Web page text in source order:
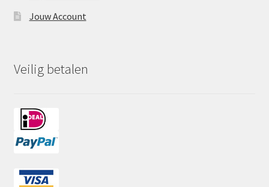
Jouw Account
Veilig betalen